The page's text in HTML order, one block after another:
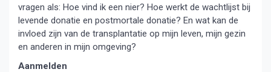
vragen als: Hoe vind ik een nier? Hoe werkt de wachtlijst bij
levende donatie en postmortale donatie? En wat kan de
invloed zijn van de transplantatie op mijn leven, mijn gezin
en anderen in mijn omgeving?
Aanmelden